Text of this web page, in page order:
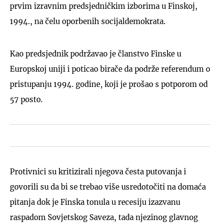
prvim izravnim predsjedničkim izborima u Finskoj,
1994., na čelu oporbenih socijaldemokrata.
Kao predsjednik podržavao je članstvo Finske u
Europskoj uniji i poticao birače da podrže referendum o
pristupanju 1994. godine, koji je prošao s potporom od
57 posto.
Protivnici su kritizirali njegova česta putovanja i
govorili su da bi se trebao više usredotočiti na domaća
pitanja dok je Finska tonula u recesiju izazvanu
raspadom Sovjetskog Saveza, tada njezinog glavnog